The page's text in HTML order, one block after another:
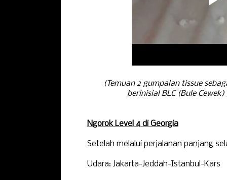
(Temuan 2 gumpalan tissue
berinisial BLC (Bule
Ngorok Level 4 di Georgia
Setelah melalui perjalanan panjang
Udara: Jakarta-Jeddah-Istanbul-Kars